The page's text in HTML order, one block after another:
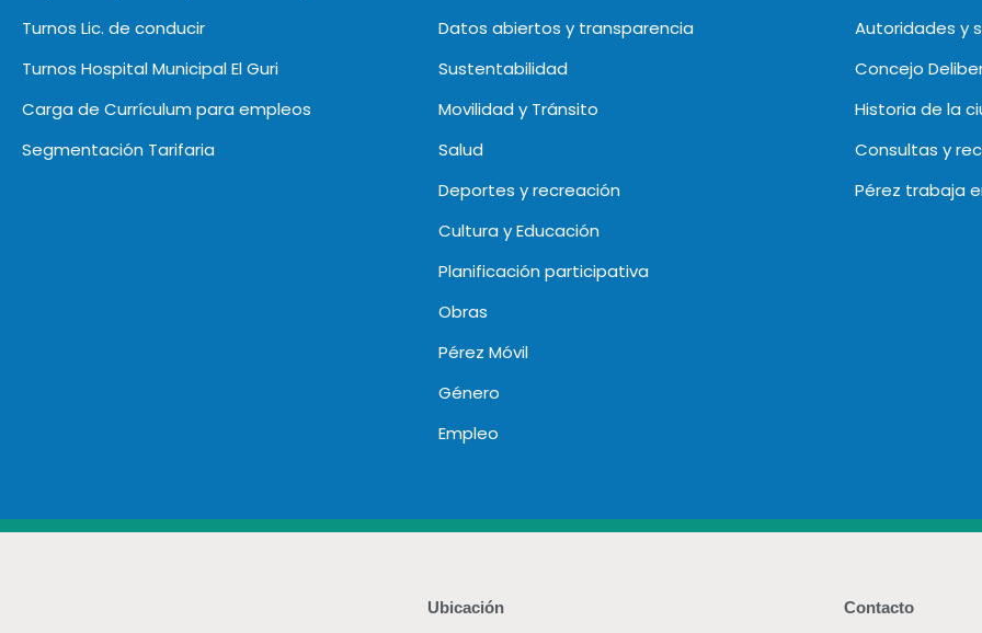
Turnos Lic. de conducir
Turnos Hospital Municipal El Guri
Carga de Currículum para empleos
Segmentación Tarifaria
Datos abiertos y transparencia
Sustentabilidad
Movilidad y Tránsito
Salud
Deportes y recreación
Cultura y Educación
Planificación participativa
Obras
Pérez Móvil
Género
Empleo
Autoridades y
Concejo
Historia de la
Consultas y
Pérez trabaja
Ubicación Contacto